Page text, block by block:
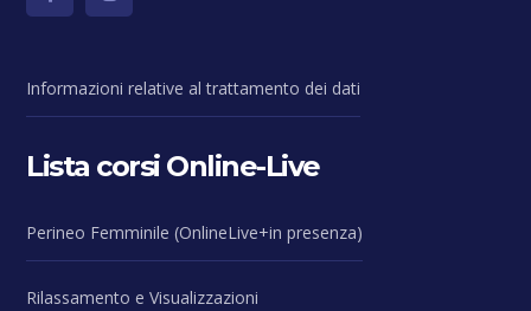
Informazioni relative al trattamento dei dati
Lista corsi Online-Live
Perineo Femminile (OnlineLive+in presenza)
Rilassamento e Visualizzazioni